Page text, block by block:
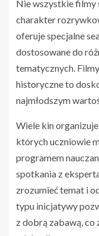
Nie wszystkie filmy
charakter
oferuje specjalne
dostosowane do
tematycznych.
historyczne to
najmłodszym
Wiele kin
których uczniowie
programem
spotkania z
zrozumieć temat i
typu inicjatywy
z dobrą zabawą, co